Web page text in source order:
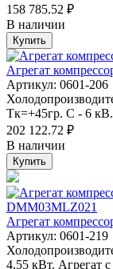
158 785.52 ₽
В наличии
Купить
Агрегат
Артикул: 0601-206
Тк=+45гр. С - 6
202 122.72 ₽
В наличии
Купить
Агрегат
Артикул: 0601-219
4,55 кВт. Агрегат